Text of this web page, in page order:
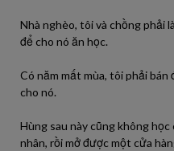
Nhà nghèo, tôi và chồng phải
để cho nó ăn học.
Có năm mất mùa, tôi phải
cho nó.
Hùng sau này cũng không
nhân, rồi mở được một cửa